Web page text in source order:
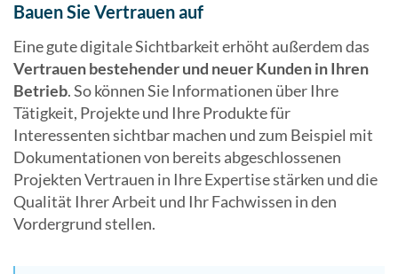
Bauen Sie Vertrauen auf
Eine gute digitale Sichtbarkeit erhöht außerdem das
Vertrauen bestehender und neuer Kunden in Ihren
Betrieb. So können Sie Informationen über Ihre
Tätigkeit, Projekte und Ihre Produkte für
Interessenten sichtbar machen und zum Beispiel mit
Dokumentationen von bereits abgeschlossenen
Projekten Vertrauen in Ihre Expertise stärken und die
Qualität Ihrer Arbeit und Ihr Fachwissen in den
Vordergrund stellen.